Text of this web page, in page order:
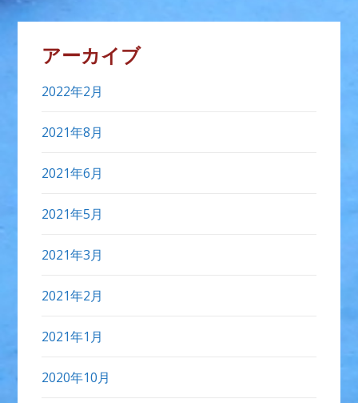
アーカイブ
2022年2月
2021年8月
2021年6月
2021年5月
2021年3月
2021年2月
2021年1月
2020年10月